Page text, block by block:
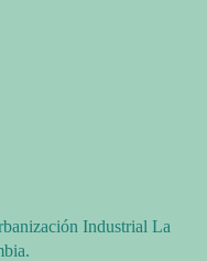
Industrial La